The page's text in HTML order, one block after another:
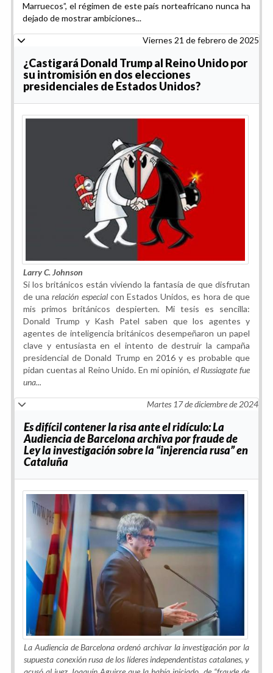
Marruecos”, el régimen de este país norteafricano nunca ha
dejado de mostrar ambiciones...
Viernes 21 de febrero de 2025
¿Castigará Donald Trump al Reino Unido por
su intromisión en dos elecciones
presidenciales de Estados Unidos?
Larry C. Johnson
Si los británicos están viviendo la fantasía de que disfrutan
de unarelación especialcon Estados Unidos, es hora de que
mis primos británicos despierten. Mi tesis es sencilla:
Donald Trump y Kash Patel saben que los agentes y
agentes de inteligencia británicos desempeñaron un papel
clave y entusiasta en el intento de destruir la campaña
presidencial de Donald Trump en 2016 y es probable que
pidan cuentas al Reino Unido. En mi opinión, el Russiagate fue
una...
Martes 17 de diciembre de 2024
Es difícil contener la risa ante el ridículo: La
Audiencia de Barcelona archiva por fraude de
Ley la investigación sobre la “injerencia rusa” en
Cataluña
La Audiencia de Barcelona ordenó archivar la investigación por la
supuesta conexión rusa de los líderes independentistas catalanes, y